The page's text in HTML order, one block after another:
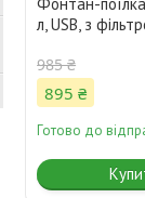
л, USB, з
985 ₴
895 ₴
Готово до